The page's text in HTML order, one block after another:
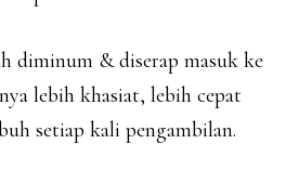
diminum & diserap masuk ke
lebih khasiat, lebih cepat
setiap kali pengambilan.